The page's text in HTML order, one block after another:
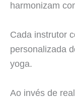
harmonizam
Cada instrutor
personalizada
yoga.
Ao invés de